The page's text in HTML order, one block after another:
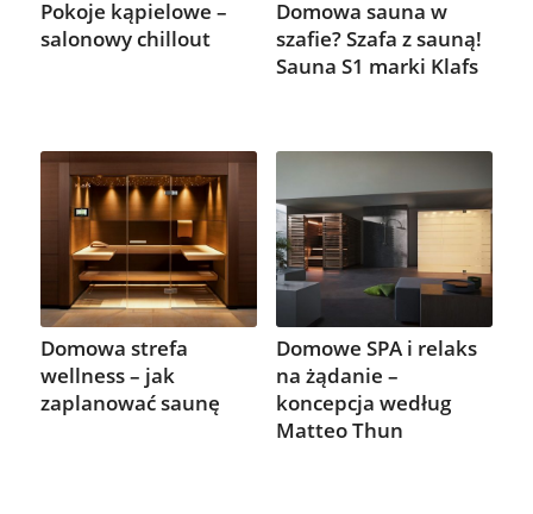
Pokoje kąpielowe –
salonowy chillout
Domowa sauna w
szafie? Szafa z sauną!
Sauna S1 marki Klafs
Domowa strefa
wellness – jak
zaplanować saunę
Domowe SPA i relaks
na żądanie –
koncepcja według
Matteo Thun